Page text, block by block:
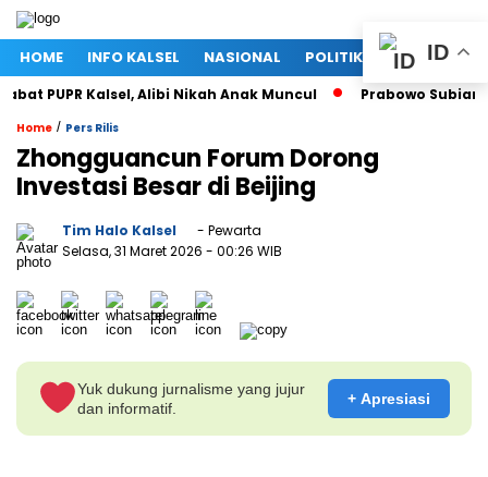
HOME INFO KALSEL NASIONAL POLITIK EKONOMI
PUPR Kalsel, Alibi Nikah Anak Muncul Prabowo Subianto
Home / Pers Rilis
Zhongguancun Forum Dorong
Investasi Besar di Beijing
Tim Halo Kalsel
- Pewarta
Selasa, 31 Maret 2026 - 00:26 WIB
Yuk dukung jurnalisme yang jujur
dan informatif.
+ Apresiasi
ID